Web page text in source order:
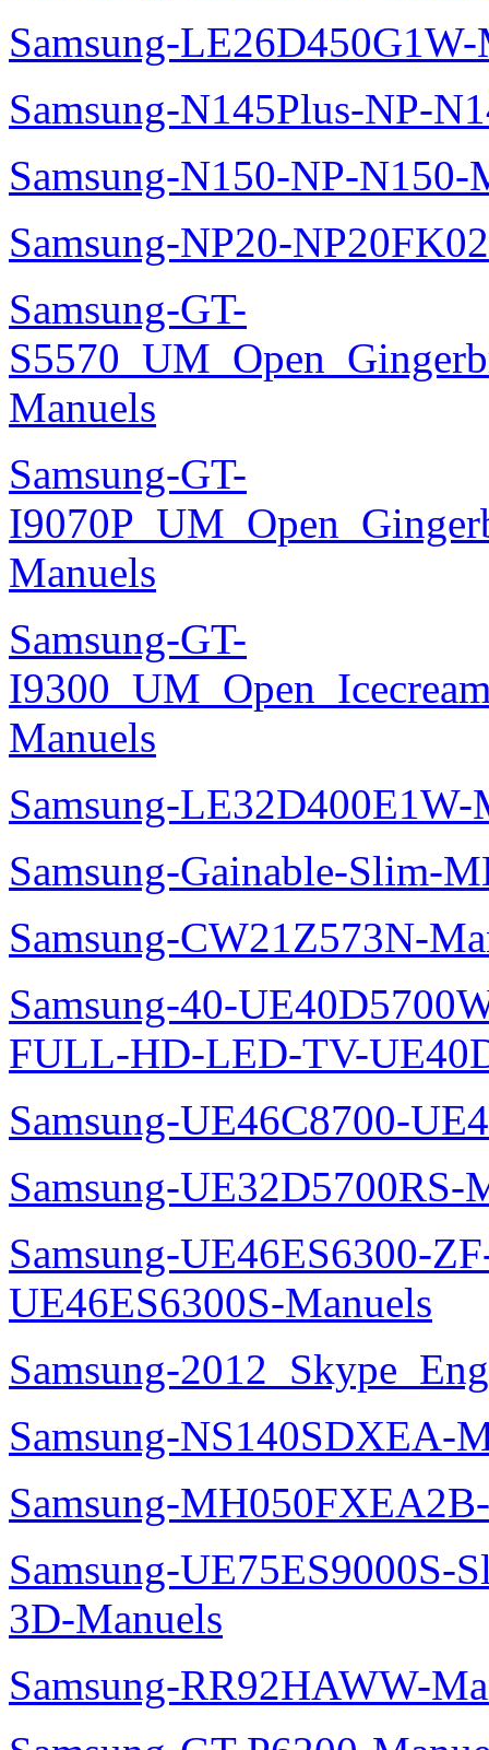
Samsung-LE26D450G1W-
Samsung-N145Plus-NP-
Samsung-N150-NP-N150-
Samsung-NP20-
Samsung-GT-
Manuels
Samsung-GT-
Manuels
Samsung-GT-
Manuels
Samsung-LE32D400E1W-
Samsung-Gainable-Slim-
Samsung-CW21Z573N-
Samsung-40-
FULL-HD-LED-TV-
Samsung-UE46C8700-
Samsung-UE32D5700RS-
Samsung-UE46ES6300-
UE46ES6300S-Manuels
Samsung-
Samsung-NS140SDXEA-
Samsung-
Samsung-
3D-Manuels
Samsung-RR92HAWW-